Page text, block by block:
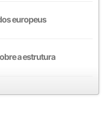
europeus
a estrutura